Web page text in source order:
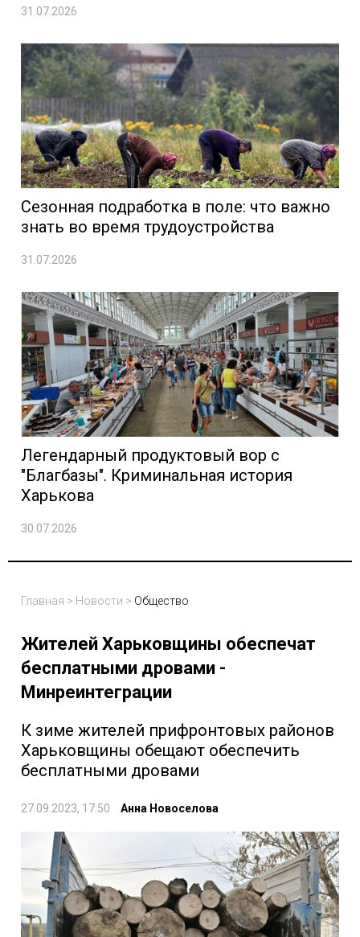
31.07.2026
Сезонная подработка в поле: что важно
знать во время трудоустройства
31.07.2026
Легендарный продуктовый вор с
"Благбазы". Криминальная история
Харькова
30.07.2026
Главная > Новости > Общество
Жителей Харьковщины обеспечат
бесплатными дровами -
Минреинтеграции
К зиме жителей прифронтовых районов
Харьковщины обещают обеспечить
бесплатными дровами
27.09.2023, 17:50 Анна Новоселова